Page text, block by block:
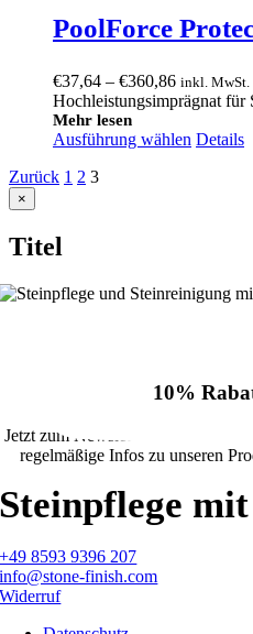
PoolForce
€37,64 – €360,86Preisspanne:
€37,64
€360,86
inkl. MwSt.
Hochleistungsimprägnat
Mehr lesen
Ausführung wählen Details
Zurück 1 2 3
Close
product
view
×
Titel
10%
Jetzt zum Newsletter anmelden
regelmäßige Infos zu unseren
Steinpflege
+49 8593 9396 207
info@stone-finish.com
Widerruf